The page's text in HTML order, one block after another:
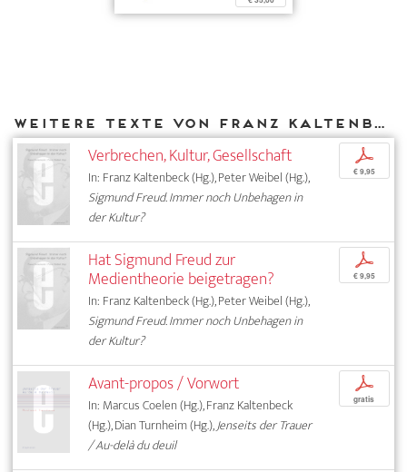
Weitere Texte von Franz Kaltenbeck bei DIAPHANES
Verbrechen, Kultur, Gesellschaft
In: Franz Kaltenbeck (Hg.), Peter Weibel (Hg.),
Sigmund Freud. Immer noch Unbehagen in
der Kultur?
p
€ 9,95
Hat Sigmund Freud zur
Medientheorie beigetragen?
In: Franz Kaltenbeck (Hg.), Peter Weibel (Hg.),
Sigmund Freud. Immer noch Unbehagen in
der Kultur?
p
€ 9,95
Avant-propos / Vorwort
In: Marcus Coelen (Hg.), Franz Kaltenbeck
(Hg.), Dian Turnheim (Hg.),Jenseits der Trauer
/ Au-delà du deuil
p
gratis